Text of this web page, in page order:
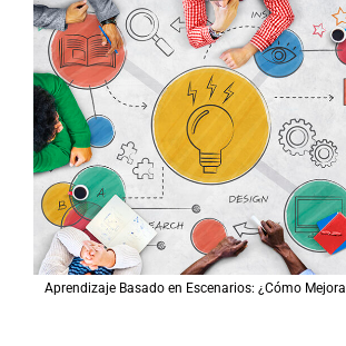
Aprendizaje Basado en Escenarios: ¿Cómo